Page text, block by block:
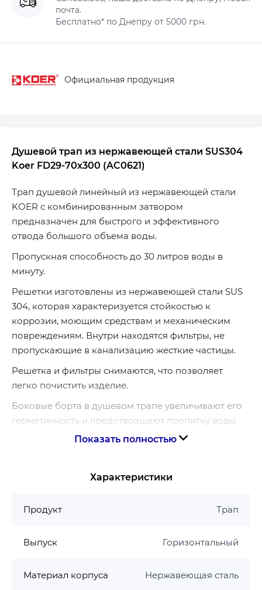
почта.
Бесплатно* по Днепру от 5000 грн.
Официальная продукция
Душевой трап из нержавеющей стали SUS304
Koer FD29-70x300 (AC0621)
Трап душевой линейный из нержавеющей стали
KOER с комбинированным затвором
предназначен для быстрого и эффективного
отвода большого объема воды.
Пропускная способность до 30 литров воды в
минуту.
Решетки изготовлены из нержавеющей стали SUS
304, которая характеризуется стойкостью к
коррозии, моющим средствам и механическим
повреждениям. Внутри находятся фильтры, не
пропускающие в канализацию жесткие частицы.
Решетка и фильтры снимаются, что позволяет
легко почистить изделие.
Боковые борта в душевом трапе увеличивают его
герметичность и предотвращают пропитку воды
запахов в помещение.
Преимущества линейного трапа из
Подходит для помещений с высокой
оздоровительные центры.
Показать полностью
Характеристики
Продукт Трап
Выпуск Горизонтальный
Материал корпуса Нержавеющая сталь